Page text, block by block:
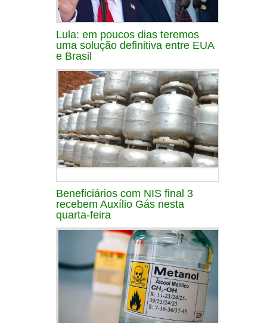
Lula: em poucos dias teremos
uma solução definitiva entre EUA
e Brasil
Beneficiários com NIS final 3
recebem Auxílio Gás nesta
quarta-feira